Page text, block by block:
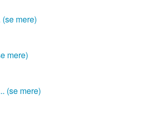
mere)
mere)
(se mere)